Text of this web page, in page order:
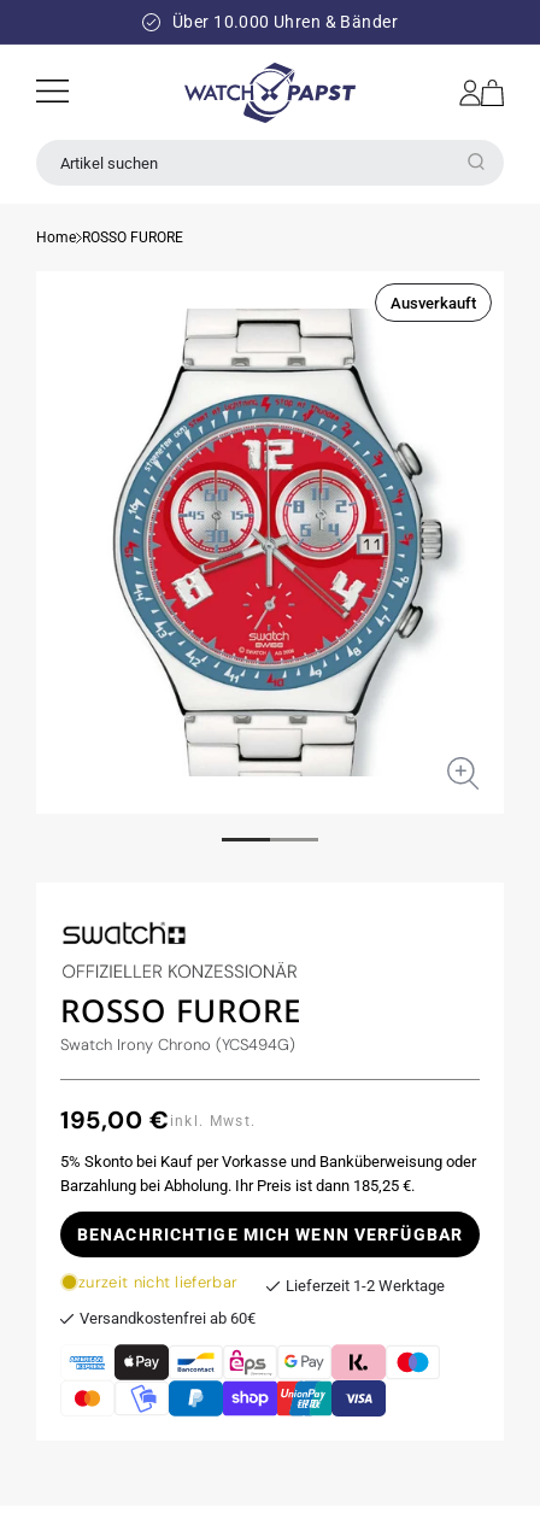
INHALT
Über 10.000 Uhren & Bänder
Einloggen
Warenkorb
Artikel suchen
Home ROSSO FURORE
Ausverkauft
ROSSO FURORE
Swatch Irony Chrono (YCS494G)
Normaler
195,00 € inkl. Mwst.
5% Skonto bei Kauf per Vorkasse und Banküberweisung oder
Barzahlung bei Abholung. Ihr Preis ist dann 185,25 €.
BENACHRICHTIGE MICH WENN VERFÜGBAR
zurzeit nicht lieferbar
Lieferzeit 1-2 Werktage
Versandkostenfrei ab 60€